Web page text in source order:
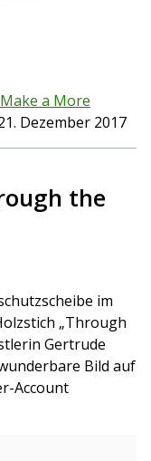
a More
Dezember 2017
the
im
„Through
Gertrude
Bild auf
Account